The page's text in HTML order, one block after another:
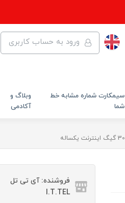
ورود به حساب کاربری
سیمکارت شماره مشابه خط
شما
وبلاگ و
آکادمی
فروشنده: آی تی تل
I.T.TEL